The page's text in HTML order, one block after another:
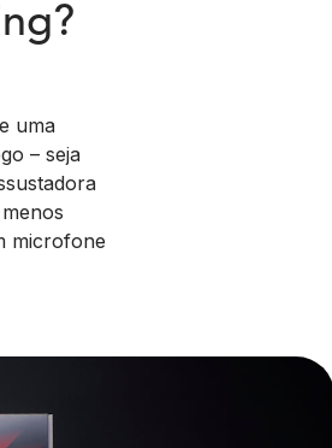
uma
– seja
microfone